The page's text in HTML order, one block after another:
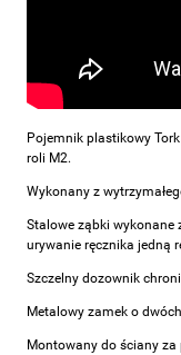
Pojemnik plastikowy
roli M2.
Wykonany z
Stalowe ząbki wykonane
urywanie ręcznika jedną
Szczelny dozownik
Metalowy zamek o
Montowany do ściany